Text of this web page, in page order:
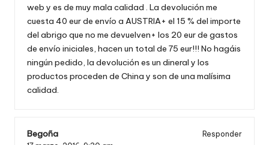
web y es de muy mala calidad . La devolución me
cuesta 40 eur de envío a AUSTRIA+ el 15 % del importe
del abrigo que no me devuelven+ los 20 eur de gastos
de envío iniciales, hacen un total de 75 eur!!! No hagáis
ningún pedido, la devolución es un dineral y los
productos proceden de China y son de una malísima
calidad.
Begoña
Responder